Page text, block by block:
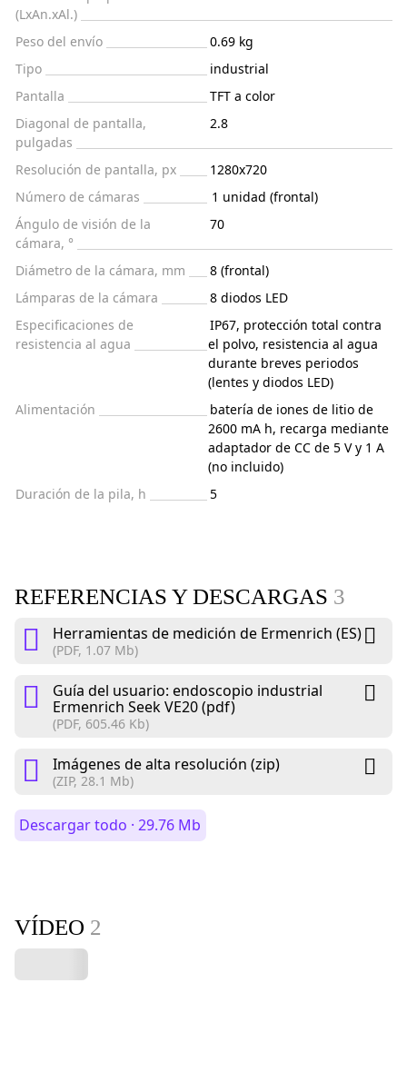
(LxAn.xAl.)
Peso del envío
0.69 kg
Tipo
industrial
Pantalla
TFT a color
Diagonal de pantalla,
pulgadas
2.8
Resolución de pantalla, px
1280x720
Número de cámaras
1 unidad (frontal)
Ángulo de visión de la
cámara, °
70
Diámetro de la cámara, mm
8 (frontal)
Lámparas de la cámara
8 diodos LED
Especificaciones de
resistencia al agua
IP67, protección total contra
el polvo, resistencia al agua
durante breves periodos
(lentes y diodos LED)
Alimentación
batería de iones de litio de
2600 mA h, recarga mediante
adaptador de CC de 5 V y 1 A
(no incluido)
Duración de la pila, h
5
REFERENCIAS Y DESCARGAS 3
Herramientas de medición de Ermenrich (ES)
(PDF, 1.07 Mb)
Guía del usuario: endoscopio industrial
Ermenrich Seek VE20 (pdf)
(PDF, 605.46 Kb)
Imágenes de alta resolución (zip)
(ZIP, 28.1 Mb)
Descargar todo · 29.76 Mb
VÍDEO 2